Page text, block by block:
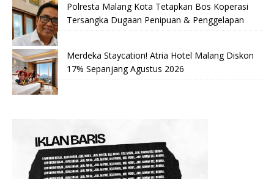
Polresta Malang Kota Tetapkan Bos Koperasi
Tersangka Dugaan Penipuan & Penggelapan
Merdeka Staycation! Atria Hotel Malang Diskon
17% Sepanjang Agustus 2026